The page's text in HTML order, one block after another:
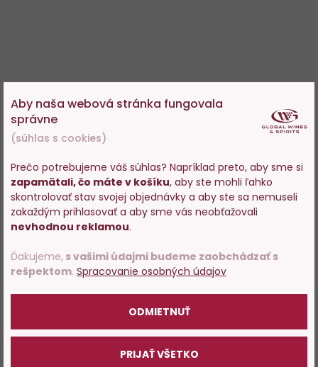
Aby naša webová stránka fungovala
správne
(súhlas s cookies)
Prečo potrebujeme váš súhlas? Napríklad preto, aby sme si
zapamätali, čo máte v košíku, aby ste mohli ľahko
skontrolovať stav svojej objednávky a aby ste sa nemuseli
zakaždým prihlasovať a aby sme vás neobťažovali
nevhodnou reklamou.
Ďakujeme, s vašimi údajmi budeme zaobchádzať s
rešpektom. Spracovanie osobných údajov
ODMIETNUŤ
PRIJAŤ VŠETKO
Vstupujete na stránky s
predajom alkoholu. Prosím
potvrďte, že Vám už bolo 18